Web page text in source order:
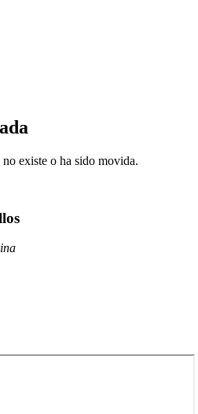
existe o ha sido movida.